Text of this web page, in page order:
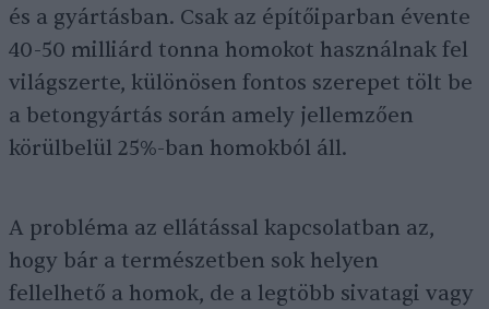
és a gyártásban. Csak az építőiparban évente
40-50 milliárd tonna homokot használnak fel
világszerte, különösen fontos szerepet tölt be
a betongyártás során amely jellemzően
körülbelül 25%-ban homokból áll.
A probléma az ellátással kapcsolatban az,
hogy bár a természetben sok helyen
fellelhető a homok, de a legtöbb sivatagi vagy